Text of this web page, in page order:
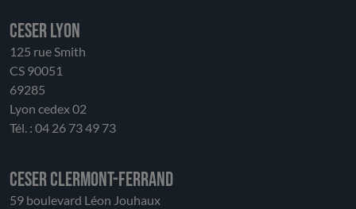
Région, tout en appelant à la vigilance. Il insiste sur la
nécessité de préserver un équilibre entre
investissement, porteur d’avenir, et soutien au
fonctionnement aux acteurs économiques, sociaux
et environnementaux. Le CESER souligne la
nécessité d’un dialogue entre l’État et les
CESER LYON
125 rue Smith
CS 90051
69285
Lyon cedex 02
Tél. : 04 26 73 49 73
CESER Clermont-Ferrand
59 boulevard Léon Jouhaux